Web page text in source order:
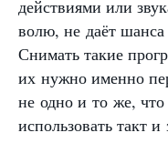
действиями или
волю, не даёт шанса
Снимать такие
их нужно именно
не одно и то же,
использовать такт